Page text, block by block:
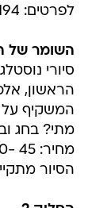
לפרטים: 3347194 052
השומר של
סיורי
הראשון,
המשקיף על
מתי? בחג
מחיר: 45 -30 שקלים
הסיור מתקיים: 050-